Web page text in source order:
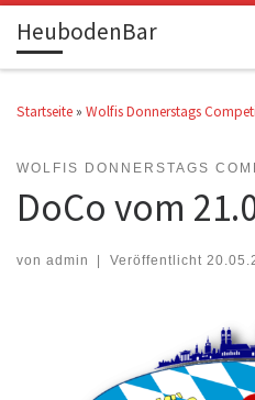
Zum Inhalt springen
HeubodenBar
Startseite » Wolfis Donnerstags
WOLFIS DONNERSTAGS
DoCo vom
von admin | Veröffentlicht